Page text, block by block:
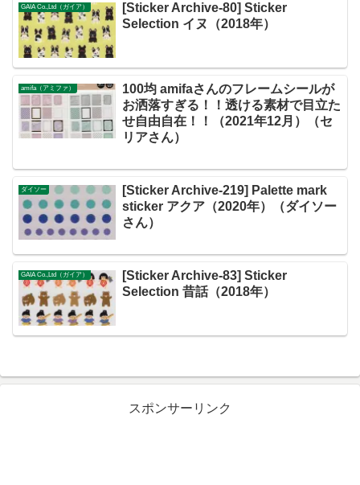
GAIA Co.,Ltd（ガイア）
[Sticker Archive-80] Sticker
Selection イヌ（2018年）
amifa（アミファ）
100均 amifaさんのフレームシールが
お洒落すぎる！！透ける素材で目立た
せ自由自在！！（2021年12月）（セ
リアさん）
ダイソー
[Sticker Archive-219] Palette mark
sticker アクア（2020年）（ダイソー
さん）
GAIA Co.,Ltd（ガイア）
[Sticker Archive-83] Sticker
Selection 昔話（2018年）
スポンサーリンク